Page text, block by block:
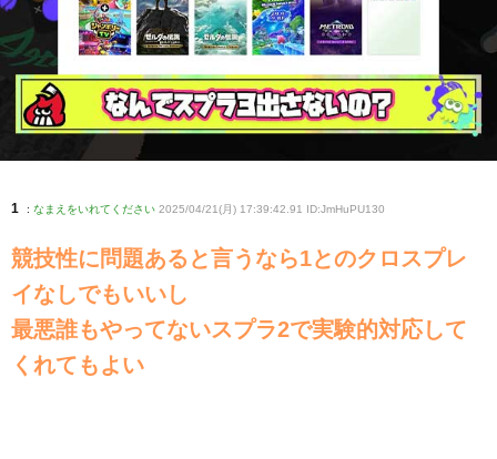
1 : なまえをいれてください 2025/04/21(月) 17:39:42.91 ID:JmHuPU130
競技性に問題あると言うなら1とのクロスプレ
イなしでもいいし
最悪誰もやってないスプラ2で実験的対応して
くれてもよい